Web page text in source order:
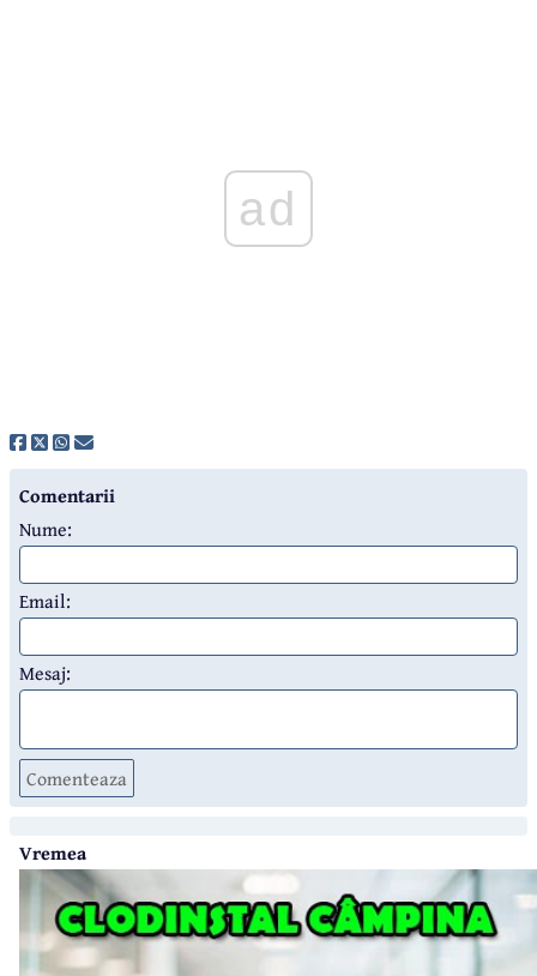
ad
Comentarii
Nume:
Email:
Mesaj:
Comenteaza
Vremea